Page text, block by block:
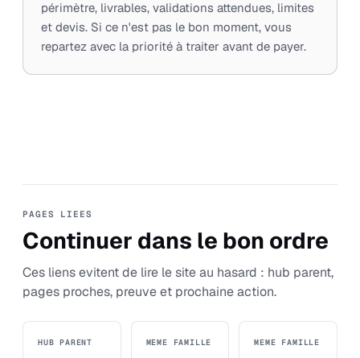
périmètre, livrables, validations attendues, limites
et devis. Si ce n'est pas le bon moment, vous
repartez avec la priorité à traiter avant de payer.
PAGES LIEES
Continuer dans le bon ordre
Ces liens evitent de lire le site au hasard : hub parent,
pages proches, preuve et prochaine action.
HUB PARENT MEME FAMILLE MEME FAMILLE